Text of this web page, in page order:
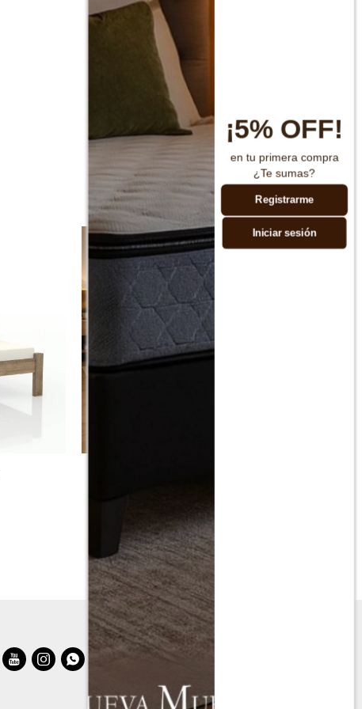
  
¡5% OFF!
en tu primera compra
¿Te sumas?
Registrarme
Iniciar sesión